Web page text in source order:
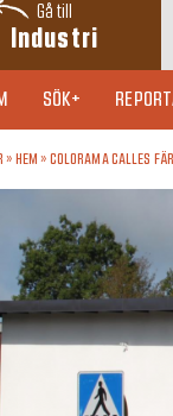
Gå till
Industri
SÖK+
» HEM » COLORAMA CALLES